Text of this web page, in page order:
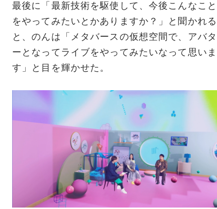
最後に「最新技術を駆使して、今後こんなこと
をやってみたいとかありますか？」と聞かれる
と、のんは「メタバースの仮想空間で、アバタ
ーとなってライブをやってみたいなって思いま
す」と目を輝かせた。